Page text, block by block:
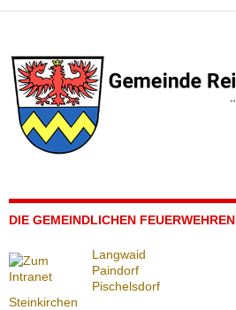
DIE GEMEINDLICHEN FEUERWEHREN
Langwaid
Paindorf
Pischelsdorf
Steinkirchen